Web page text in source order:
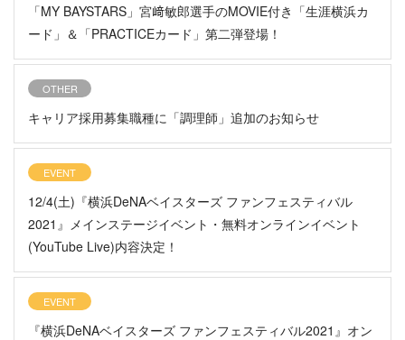
「MY BAYSTARS」宮﨑敏郎選手のMOVIE付き「生涯横浜カ
ード」＆「PRACTICEカード」第二弾登場！
OTHER
キャリア採用募集職種に「調理師」追加のお知らせ
EVENT
12/4(土)『横浜DeNAベイスターズ ファンフェスティバル
2021』メインステージイベント・無料オンラインイベント
(YouTube Live)内容決定！
EVENT
『横浜DeNAベイスターズ ファンフェスティバル2021』オン